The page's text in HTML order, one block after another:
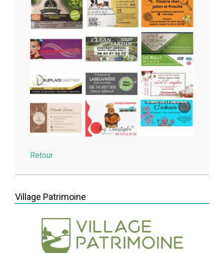
Retour
2014-
13
Village Patrimoine